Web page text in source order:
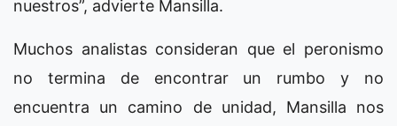
nuestros”, advierte Mansilla.
Muchos analistas consideran que el peronismo
no termina de encontrar un rumbo y no
encuentra un camino de unidad, Mansilla nos